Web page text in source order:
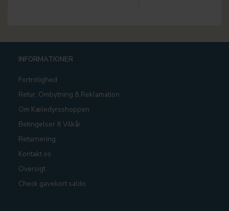
INFORMATIONER
Fortrolighed
Retur, Ombytning & Reklamation
Om Kæledyrsshoppen
Betingelser & Vilkår
Returnering
Kontakt os
Oversigt
Check gavekort saldo